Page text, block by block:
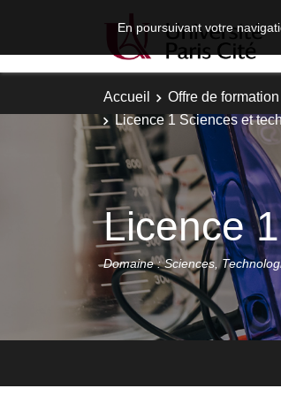
En poursuivant votre
Accueil Offre de formation
Licence 1 Sciences et
Licence
Domaine : Sciences,